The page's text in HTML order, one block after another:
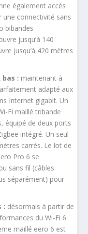
également accès
une connectivité sans
bibandes
jusqu’à 140
jusqu’à 420 mètres
bas : maintenant à
adapté aux
Internet gigabit. Un
Fi maillé tribande
équipé de deux ports
intégré. Un seul
carrés. Le lot de
Pro 6 se
sans fil (câbles
séparément) pour
: désormais à partir de
du Wi-Fi 6
maillé eero 6 est